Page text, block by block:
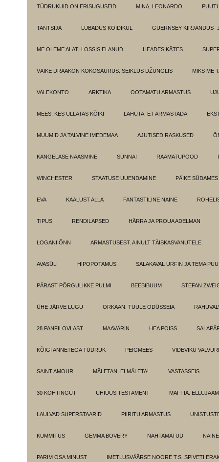
TÜDRUKUID ON ERISUGUSEID MINA, LEONARDO
TANTSIJA LUBADUS KOIDIKUL GUERNSEY KIRJANDUS-
ME OLEME ALATI LOSSIS ELANUD HEADES KÄTES
VÄIKE DRAAKON KOKOSAURUS: SEIKLUS DŽUNGLIS MIKS ME
VALEKONTO ARKTIKA OOTAMATU ARMASTUS
MEES, KES ÜLLATAS KÕIKI LAHUTA, ET ARMASTADA
MUUMID JA TALVINE IMEDEMAA AJUTISED RASKUSED
KANGELASE NAASMINE SÜNNA! RAAMATUPOOD
WINCHESTER STAATUSE UUENDAMINE PÄIKE SÜDAMES
EVA KAALUST ALLA FANTASTILINE NAINE
TIPUS RENDILAPSED HÄRRA JA PROUA ADELMAN
LOGANI ÕNN ARMASTUSEST. AINULT TÄISKASVANUTELE.
AVASÜLI HIPOPOTAMUS SALAKAVAL URFIN JA TEMA
PÄRAST PÕRGULIKKE PULMI BEEBIBUUM STEFAN
ÜHE JÄRVE LUGU ORKAAN. TUULE ODÜSSEIA
28 PANFILOVLAST MAAVÄRIN HEA POISS
KÕIGI ANNETEGA TÜDRUK PEIGMEES VIDEVIKU
SAINT AMOUR MÄLETAN, EI MÄLETA! VASTASSEIS
30 KOHTINGUT UHIUUS TESTAMENT MAFFIA:
LAULVAD SUPERSTAARID PIIRITU ARMASTUS
KUMMITUS GEMMA BOVERY NÄHTAMATUD
PARIM OSA MINUST IMETLUSVÄÄRSE NOORE T.S. SPIVETI